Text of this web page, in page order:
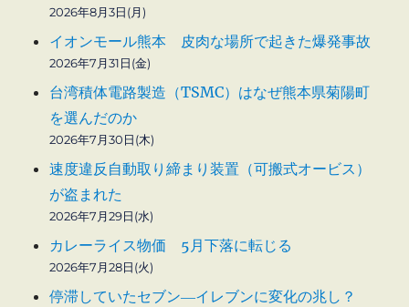
2026年8月3日(月)
イオンモール熊本 皮肉な場所で起きた爆発事故
2026年7月31日(金)
台湾積体電路製造（TSMC）はなぜ熊本県菊陽町
を選んだのか
2026年7月30日(木)
速度違反自動取り締まり装置（可搬式オービス）
が盗まれた
2026年7月29日(水)
カレーライス物価 5月下落に転じる
2026年7月28日(火)
停滞していたセブン―イレブンに変化の兆し？